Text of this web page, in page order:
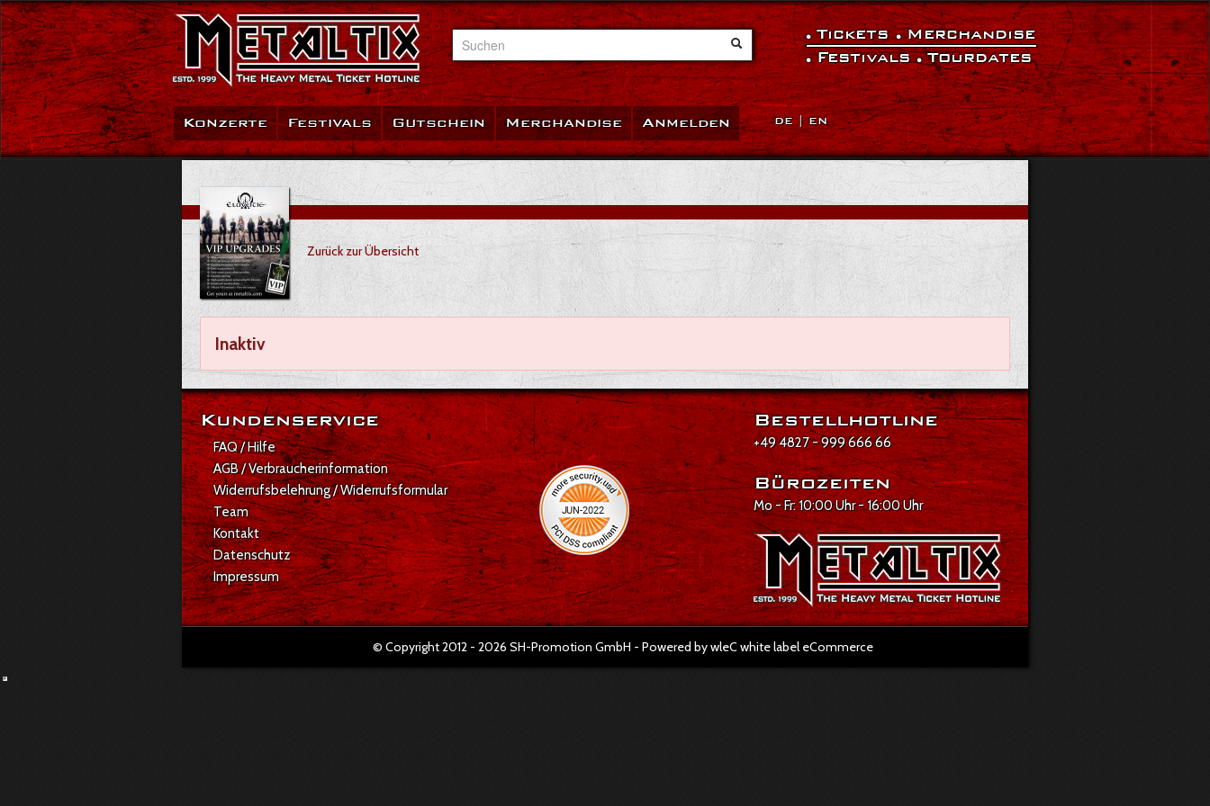
Suchen
Konzerte Festivals Gutschein Merchandise DE|EN
Anmelden
Tickets Merchandise
Festivals
Tourdates
Zurück zur Übersicht
Inaktiv
Kundenservice
FAQ / Hilfe
AGB / Verbraucherinformation
Widerrufsbelehrung / Widerrufsformular
Team
Kontakt
Datenschutz
Impressum
Bestellhotline
+49 4827 - 999 666 66
Bürozeiten
Mo - Fr: 10:00 Uhr - 16:00 Uhr
© Copyright 2012 - 2026 SH-Promotion GmbH - Powered by wleC white label eCommerce